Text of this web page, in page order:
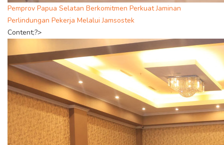
Pemprov Papua Selatan Berkomitmen Perkuat Jaminan
Perlindungan Pekerja Melalui Jamsostek
Content;?>